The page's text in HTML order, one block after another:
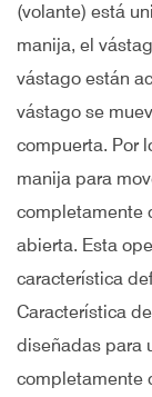
(volante) está
manija, el
vástago están
vástago se
compuerta. Por
manija para
completamente
abierta. Esta
característica
Característica
diseñadas para
completamente